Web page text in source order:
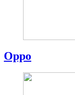
Oppo